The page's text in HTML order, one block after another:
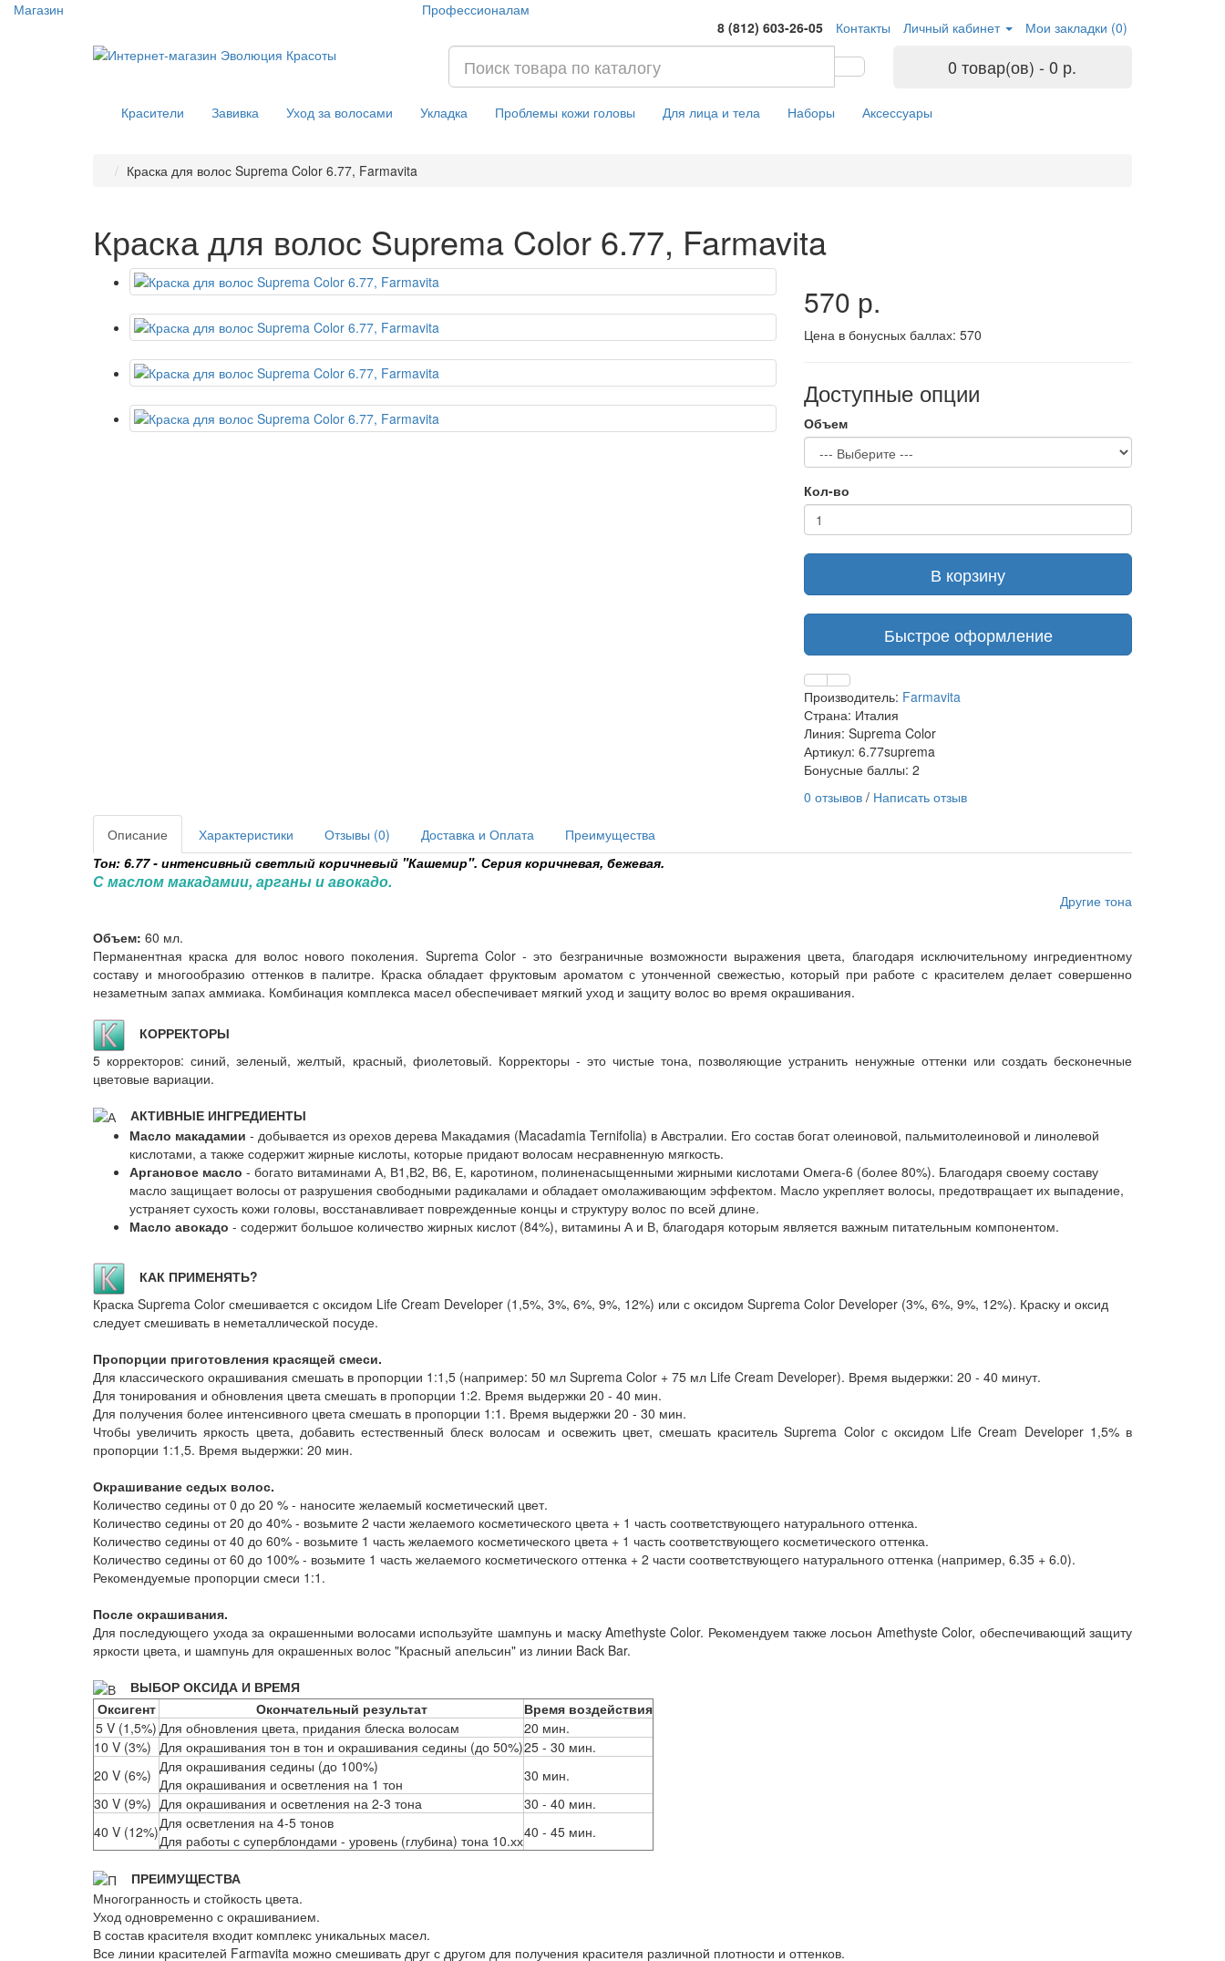
Магазин
Профессионалам
8 (812) 603-26-05
Контакты Личный кабинет Мои закладки (0)
0 товар(ов) - 0 р.
Красители Завивка Уход за волосами Укладка Проблемы кожи головы Для лица и тела Наборы Аксессуары
Краска для волос Suprema Color 6.77, Farmavita
Краска для волос Suprema Color 6.77, Farmavita
570 р.
Цена в бонусных баллах: 570
Доступные опции
Объем
Кол-во
В корзину
Быстрое оформление
Производитель: Farmavita
Страна: Италия
Линия: Suprema Color
Артикул: 6.77suprema
Бонусные баллы: 2
0 отзывов / Написать отзыв
Описание Характеристики Отзывы (0) Доставка и Оплата
Преимущества
Тон: 6.77 - интенсивный светлый коричневый "Кашемир". Серия коричневая, бежевая.
С маслом макадамии, арганы и авокадо.
Другие тона
Объем: 60 мл.
Перманентная краска для волос нового поколения. Suprema Color - это безграничные возможности выражения цвета, благодаря исключительному ингредиентному
составу и многообразию оттенков в палитре. Краска обладает фруктовым ароматом с утонченной свежестью, который при работе с красителем делает совершенно
незаметным запах аммиака. Комбинация комплекса масел обеспечивает мягкий уход и защиту волос во время окрашивания.
КОРРЕКТОРЫ
5 корректоров: синий, зеленый, желтый, красный, фиолетовый. Корректоры - это чистые тона, позволяющие устранить ненужные оттенки или создать бесконечные
цветовые вариации.
АКТИВНЫЕ ИНГРЕДИЕНТЫ
Масло макадамии - добывается из орехов дерева Макадамия (Macadamia Ternifolia) в Австралии. Его состав богат олеиновой, пальмитолеиновой и линолевой
кислотами, а также содержит жирные кислоты, которые придают волосам несравненную мягкость.
Аргановое масло - богато витаминами А, В1,В2, В6, Е, каротином, полиненасыщенными жирными кислотами Омега-6 (более 80%). Благодаря своему составу
масло защищает волосы от разрушения свободными радикалами и обладает омолаживающим эффектом. Масло укрепляет волосы, предотвращает их выпадение,
устраняет сухость кожи головы, восстанавливает поврежденные концы и структуру волос по всей длине.
Масло авокадо - содержит большое количество жирных кислот (84%), витамины А и В, благодаря которым является важным питательным компонентом.
КАК ПРИМЕНЯТЬ?
Краска Suprema Color смешивается с оксидом Life Cream Developer (1,5%, 3%, 6%, 9%, 12%) или с оксидом Suprema Color Developer (3%, 6%, 9%, 12%). Краску и оксид
следует смешивать в неметаллической посуде.
Пропорции приготовления красящей смеси.
Для классического окрашивания смешать в пропорции 1:1,5 (например: 50 мл Suprema Color + 75 мл Life Cream Developer). Время выдержки: 20 - 40 минут.
Для тонирования и обновления цвета смешать в пропорции 1:2. Время выдержки 20 - 40 мин.
Для получения более интенсивного цвета смешать в пропорции 1:1. Время выдержки 20 - 30 мин.
Чтобы увеличить яркость цвета, добавить естественный блеск волосам и освежить цвет, смешать краситель Suprema Color с оксидом Life Cream Developer 1,5% в
пропорции 1:1,5. Время выдержки: 20 мин.
Окрашивание седых волос.
Количество седины от 0 до 20 % - наносите желаемый косметический цвет.
Количество седины от 20 до 40% - возьмите 2 части желаемого косметического цвета + 1 часть соответствующего натурального оттенка.
Количество седины от 40 до 60% - возьмите 1 часть желаемого косметического цвета + 1 часть соответствующего косметического оттенка.
Количество седины от 60 до 100% - возьмите 1 часть желаемого косметического оттенка + 2 части соответствующего натурального оттенка (например, 6.35 + 6.0).
Рекомендуемые пропорции смеси 1:1.
После окрашивания.
Для последующего ухода за окрашенными волосами используйте шампунь и маску Amethyste Color. Рекомендуем также лосьон Amethyste Color, обеспечивающий защиту
яркости цвета, и шампунь для окрашенных волос "Красный апельсин" из линии Back Bar.
ВЫБОР ОКСИДА И ВРЕМЯ
Оксигент
Окончательный результат
Время воздействия
5 V (1,5%) Для обновления цвета, придания блеска волосам
20 мин.
10 V (3%) Для окрашивания тон в тон и окрашивания седины (до 50%)25 - 30 мин.
20 V (6%) Для окрашивания седины (до 100%)
Для окрашивания и осветления на 1 тон
30 мин.
30 V (9%) Для окрашивания и осветления на 2-3 тона
30 - 40 мин.
40 V (12%)Для осветления на 4-5 тонов
Для работы с суперблондами - уровень (глубина) тона 10.хх40 - 45 мин.
ПРЕИМУЩЕСТВА
Многогранность и стойкость цвета.
Уход одновременно с окрашиванием.
В состав красителя входит комплекс уникальных масел.
Все линии красителей Farmavita можно смешивать друг с другом для получения красителя различной плотности и оттенков.